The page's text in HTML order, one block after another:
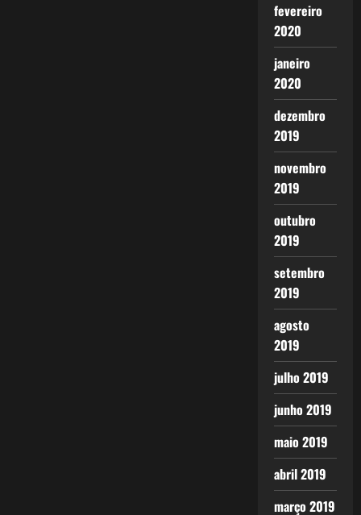
fevereiro
2020
janeiro
2020
dezembro
2019
novembro
2019
outubro
2019
setembro
2019
agosto
2019
julho 2019
junho 2019
maio 2019
abril 2019
março 2019